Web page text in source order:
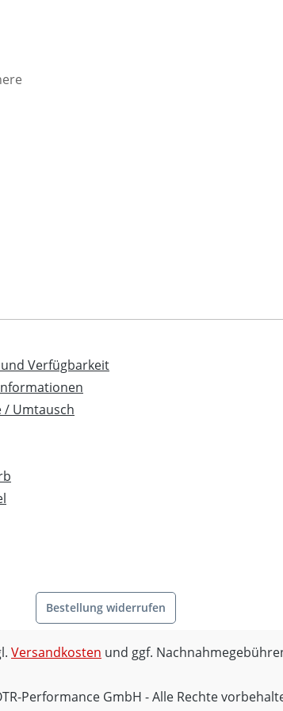
Verfügbarkeit
/ Umtausch
Bestellung widerrufen
Versandkosten und ggf.
Performance GmbH - Alle Rechte